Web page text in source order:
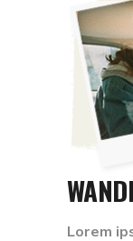
Lorem